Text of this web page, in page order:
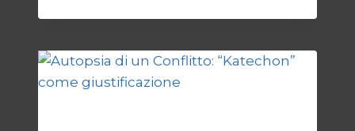
CREPUSCOLO
DIRITTO